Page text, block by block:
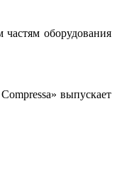
оборудования
выпускает